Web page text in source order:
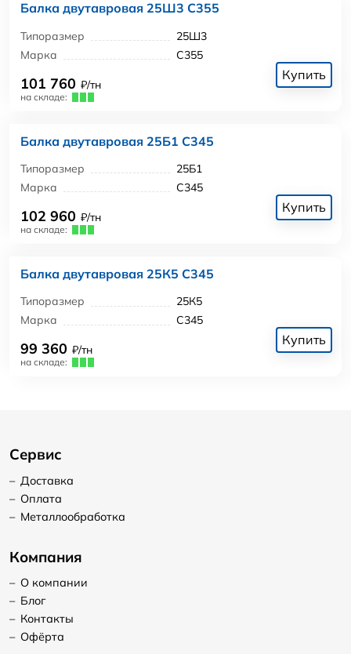
Балка двутавровая 25Ш3 С355
Типоразмер
25Ш3
Марка
С355
101 760 ₽/тн
на складе:
Купить
Балка двутавровая 25Б1 С345
Типоразмер
25Б1
Марка
С345
102 960 ₽/тн
на складе:
Купить
Балка двутавровая 25К5 С345
Типоразмер
25К5
Марка
С345
99 360 ₽/тн
на складе:
Купить
Сервис
– Доставка
– Оплата
– Металлообработка
Компания
– О компании
– Блог
– Контакты
– Офёрта